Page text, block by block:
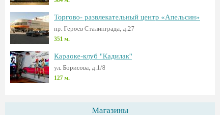
Торгово- развлекательный центр «Апельсин»
пр. Героев Сталинграда, д.27
351 м.
Караоке-клуб "Кадилак"
ул. Борисова, д.1/8
127 м.
Магазины